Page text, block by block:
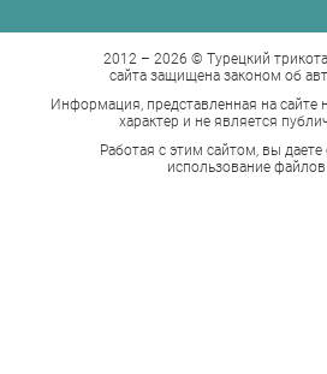
Бренды
2012 – 2026 © Турецкий
сайта защищена законом об
Информация, представленная на
характер и не является
Работая с этим сайтом, вы даете
использование